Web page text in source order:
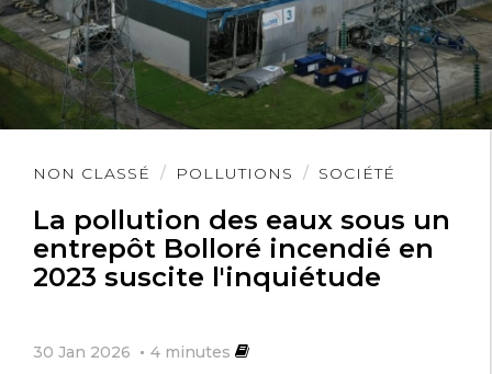
NON CLASSÉ POLLUTIONS SOCIÉTÉ
La pollution des eaux sous un
entrepôt Bolloré incendié en
2023 suscite l'inquiétude
30 Jan 2026 4 minutes
Lire